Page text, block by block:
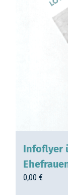
Infoflyer
0,00 €